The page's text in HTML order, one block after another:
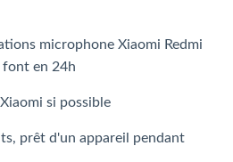
microphone Xiaomi Redmi
font en 24h
si possible
prêt d'un appareil pendant